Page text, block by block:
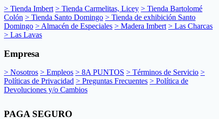
> Tienda Imbert > Tienda Carmelitas, Licey > Tienda Bartolomé
Colón > Tienda Santo Domingo > Tienda de exhibición Santo
Domingo > Almacén de Especiales > Madera Imbert > Las Charcas
> Las Lavas
Empresa
> Nosotros > Empleos > 8A PUNTOS > Términos de Servicio >
Políticas de Privacidad > Preguntas Frecuentes > Política de
Devoluciones y/o Cambios
PAGA SEGURO